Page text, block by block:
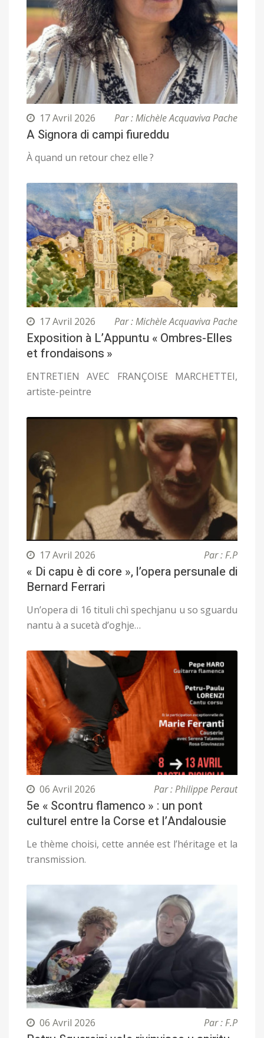
17 Avril 2026 Par : Michèle Acquaviva Pache
A Signora di campi fiureddu
À quand un retour chez elle ?
17 Avril 2026 Par : Michèle Acquaviva Pache
Exposition à L’Appuntu « Ombres-Elles
et frondaisons »
ENTRETIEN AVEC FRANÇOISE MARCHETTEI,
artiste-peintre
17 Avril 2026 Par : F.P
« Di capu è di core », l’opera persunale di
Bernard Ferrari
Un’opera di 16 tituli chì spechjanu u so sguardu
nantu à a sucetà d’oghje…
06 Avril 2026 Par : Philippe Peraut
5e « Scontru flamenco » : un pont
culturel entre la Corse et l’Andalousie
Le thème choisi, cette année est l’héritage et la
transmission.
06 Avril 2026 Par : F.P